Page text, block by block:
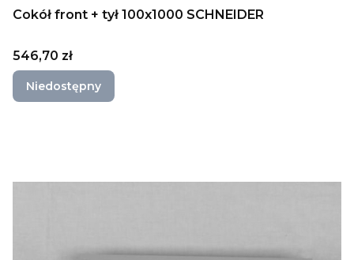
Cokół front + tył 100x1000 SCHNEIDER
Cena
546,70 zł
Niedostępny